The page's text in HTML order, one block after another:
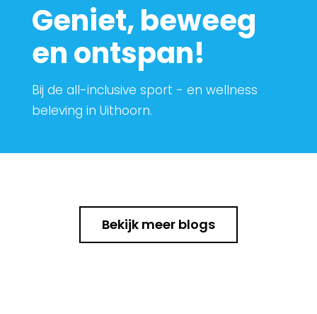
Geniet, beweeg
en ontspan!
Bij de all-inclusive sport - en wellness
beleving in Uithoorn.
Bekijk meer blogs